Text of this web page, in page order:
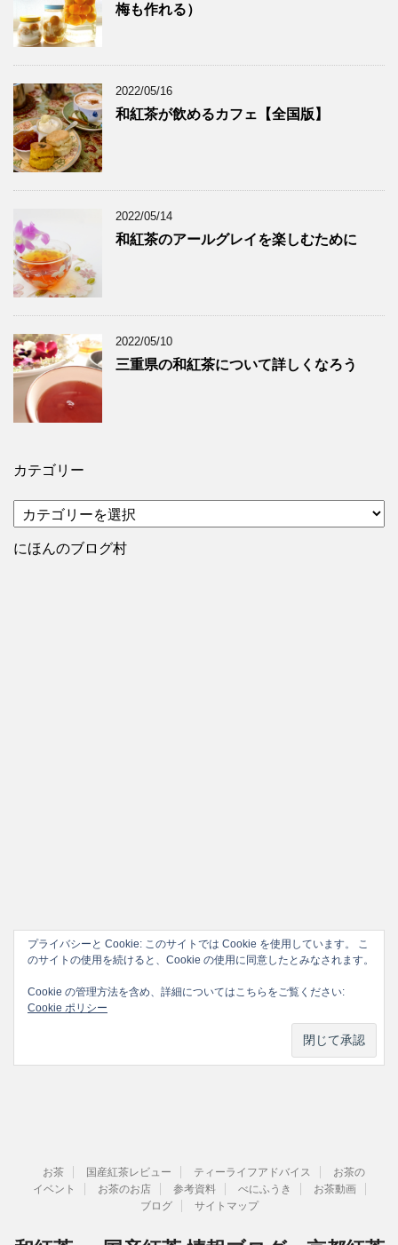
梅も作れる）
2022/05/16
和紅茶が飲めるカフェ【全国版】
2022/05/14
和紅茶のアールグレイを楽しむために
2022/05/10
三重県の和紅茶について詳しくなろう
カテゴリー
テ
ゴ
にほんのブログ村
プライバシーと Cookie: このサイトでは Cookie を使用しています。 こ
のサイトの使用を続けると、Cookie の使用に同意したとみなされます。
Cookie の管理方法を含め、詳細についてはこちらをご覧ください:
Cookie ポリシー
お茶 国産紅茶レビュー ティーライフアドバイス
お茶の
イベント
お茶のお店 参考資料 べにふうき
お茶動画
ブログ
サイトマップ